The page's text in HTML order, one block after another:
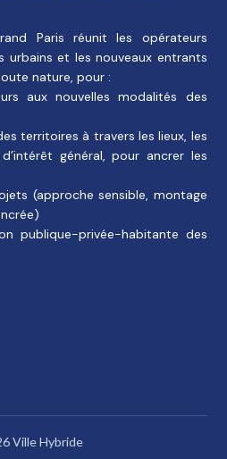
Paris réunit les opérateurs
urbains et les nouveaux entrants
nature, pour :
aux nouvelles modalités des
territoires à travers les lieux, les
général, pour ancrer les
(approche sensible, montage
publique-privée-habitante des
Ville Hybride